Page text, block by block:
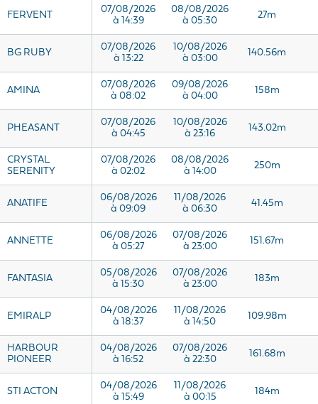
FERVENT
07/08/2026
à 14:39
08/08/2026
à 05:30
27m
BG RUBY
07/08/2026
à 13:22
10/08/2026
à 03:00
140.56m
AMINA
07/08/2026
à 08:02
09/08/2026
à 04:00
158m
PHEASANT
07/08/2026
à 04:45
10/08/2026
à 23:16
143.02m
CRYSTAL
SERENITY
07/08/2026
à 02:02
08/08/2026
à 14:00
250m
ANATIFE
06/08/2026
à 09:09
11/08/2026
à 06:30
41.45m
ANNETTE
06/08/2026
à 05:27
07/08/2026
à 23:00
151.67m
FANTASIA
05/08/2026
à 15:30
07/08/2026
à 23:00
183m
EMIRALP
04/08/2026
à 18:37
11/08/2026
à 14:50
109.98m
HARBOUR
PIONEER
04/08/2026
à 16:52
07/08/2026
à 22:30
161.68m
STI ACTON
04/08/2026
à 15:49
11/08/2026
à 00:15
184m